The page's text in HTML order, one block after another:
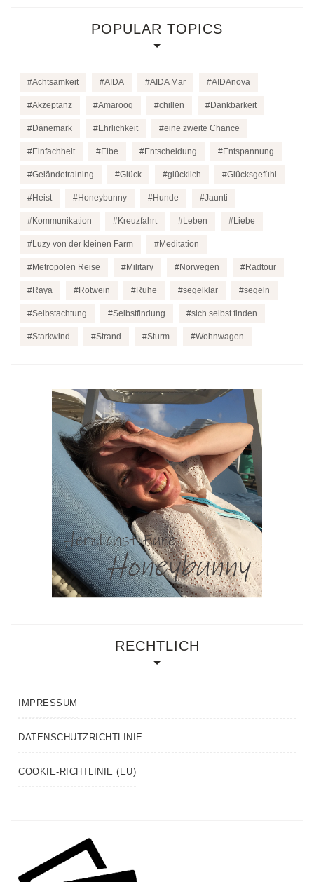
POPULAR TOPICS
Achtsamkeit AIDA AIDA Mar AIDAnova
Akzeptanz Amarooq chillen Dankbarkeit
Dänemark Ehrlichkeit eine zweite Chance
Einfachheit Elbe Entscheidung Entspannung
Geländetraining Glück glücklich Glücksgefühl
Heist Honeybunny Hunde Jaunti
Kommunikation Kreuzfahrt Leben Liebe
Luzy von der kleinen Farm Meditation
Metropolen Reise Military Norwegen Radtour
Raya Rotwein Ruhe segelklar segeln
Selbstachtung Selbstfindung sich selbst finden
Starkwind Strand Sturm Wohnwagen
RECHTLICH
IMPRESSUM
DATENSCHUTZRICHTLINIE
COOKIE-RICHTLINIE (EU)